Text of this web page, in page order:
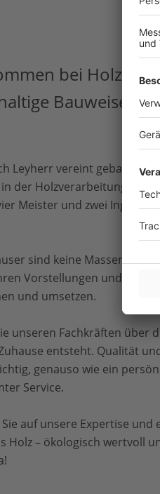
bei Holz &
Bauweise.
Leyherr vereint geballte
der Holzverarbeitung. Mit
Meister und zwei
sind keine
Vorstellungen und
und umsetzen.
unseren Fachkräften über
entsteht. Qualität
genauso wie ein
Service.
auf unsere Expertise und
Holz – ökologisch wertvoll